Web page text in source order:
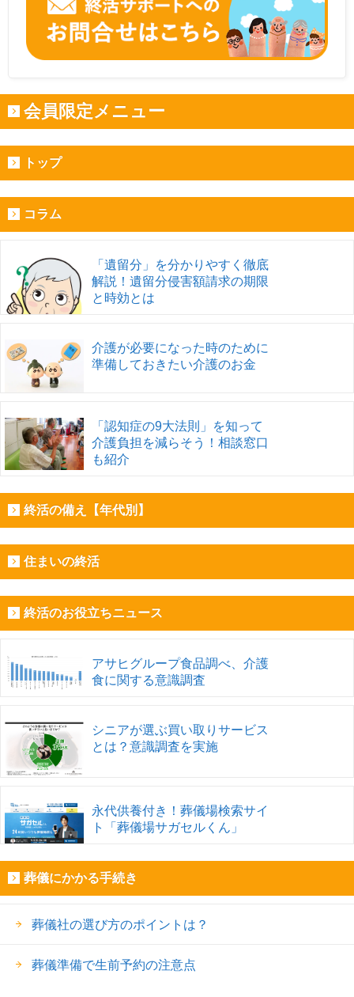
会員限定メニュー
トップ
コラム
「遺留分」を分かりやすく徹底
解説！遺留分侵害額請求の期限
と時効とは
介護が必要になった時のために
準備しておきたい介護のお金
「認知症の9大法則」を知って
介護負担を減らそう！相談窓口
も紹介
終活の備え【年代別】
住まいの終活
終活のお役立ちニュース
アサヒグループ食品調べ、介護
食に関する意識調査
シニアが選ぶ買い取りサービス
とは？意識調査を実施
永代供養付き！葬儀場検索サイ
ト「葬儀場サガセルくん」
葬儀にかかる手続き
葬儀社の選び方のポイントは？
葬儀準備で生前予約の注意点